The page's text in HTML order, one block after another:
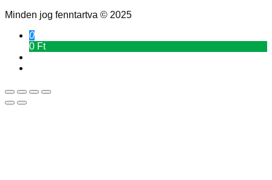
Minden jog fenntartva © 2025
0
0 Ft